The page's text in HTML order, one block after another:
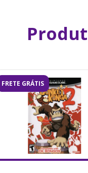
FRETE GRÁTIS